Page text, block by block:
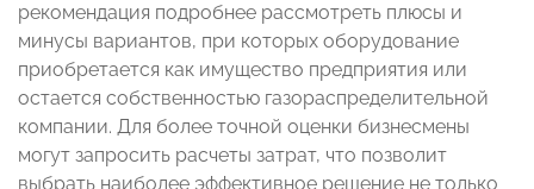
рекомендация подробнее рассмотреть плюсы и
минусы вариантов, при которых оборудование
приобретается как имущество предприятия или
остается собственностью газораспределительной
компании. Для более точной оценки бизнесмены
могут запросить расчеты затрат, что позволит
выбрать наиболее эффективное решение не только